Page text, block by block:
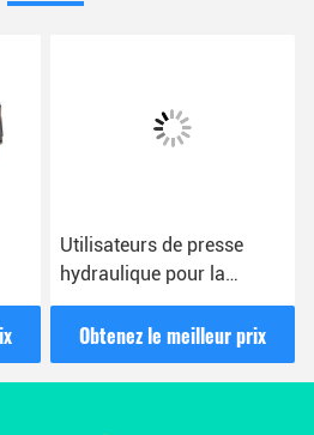
Utilisateurs de presse
hydraulique pour la
gestion des câbles et les
travaux électriques
Obtenez le meilleur prix